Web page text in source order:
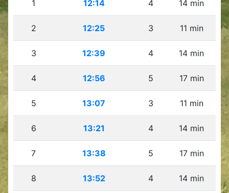
1 12:14 4 14 min
2 12:25 3 11 min
3 12:39 4 14 min
4 12:56 5 17 min
5 13:07 3 11 min
6 13:21 4 14 min
7 13:38 5 17 min
8 13:52 4 14 min